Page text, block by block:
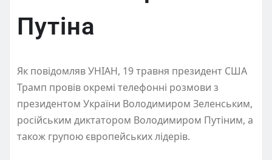
Путіна
Як повідомляв УНІАН, 19 травня президент США
Трамп провів окремі телефонні розмови з
президентом України Володимиром Зеленським,
російським диктатором Володимиром Путіним, а
також групою європейських лідерів.